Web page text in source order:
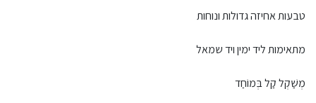
טבעות אחיזה גדולות ונוחות
מתאימות ליד ימין ויד שמאל
מְשַׁקְל קַל בְּמוֹחַד